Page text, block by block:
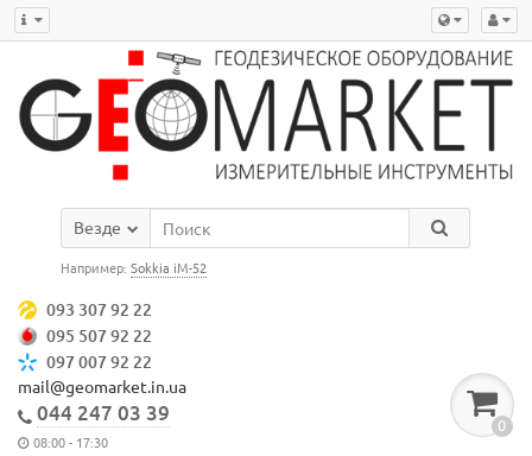
Везде
Например:Sokkia iM-52
093 307 92 22
095 507 92 22
097 007 92 22
mail@geomarket.in.ua
044 247 03 39
08:00 - 17:30
0